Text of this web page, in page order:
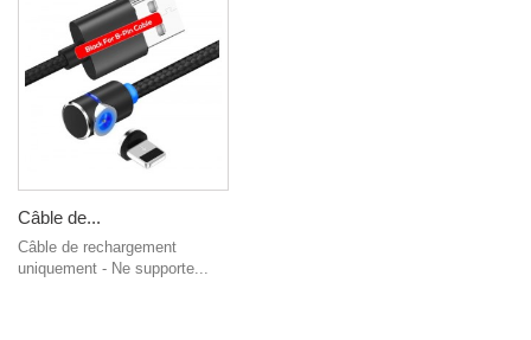
Câble de...
Câble de rechargement
uniquement - Ne supporte...